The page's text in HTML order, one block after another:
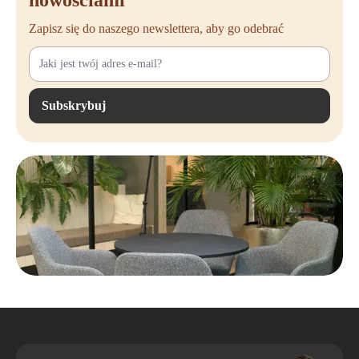
tweedehands zit-sta-bureau
Als je een tweedehands zit-sta-bureau overweegt, is het belangrijk om
met een aantal zaken rekening te houden. Zo voorkom je
teleurstellingen op de lange termijn en haal je het maximale uit je
tweedehands bureau
Kijk naar de algemene staat en stevigheid van het frame om zeker te
zijn dat het bureau stabiel is.
Controleer of de motor en het elektrisch systeem soepel werken en
geen storingen vertonen.
Als je kiest voor een handmatig verstelbaar bureau, controleer dan of
het verhogen en verlagen van het bureau soepel werkt.
Zapisz się do naszego newslettera, aby go odebrać
Subskrybuj